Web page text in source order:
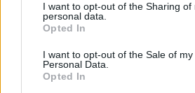
I want to opt-out of the Sharing of
personal data.
Opted In
I want to opt-out of the Sale of my
Personal Data.
Opted In
ΠΕΡΙΣΣΌΤΕΡΑ ΣΕ ΑΥΤΉ